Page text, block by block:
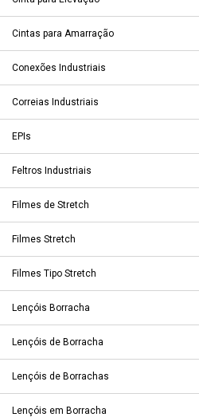
Cintas para Amarração
Conexões Industriais
Correias Industriais
EPIs
Feltros Industriais
Filmes de Stretch
Filmes Stretch
Filmes Tipo Stretch
Lençóis Borracha
Lençóis de Borracha
Lençóis de Borrachas
Lençóis em Borracha